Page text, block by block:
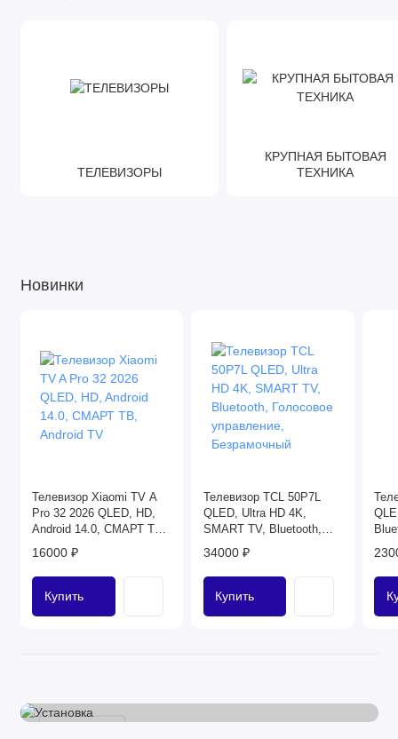
ТЕЛЕВИЗОРЫ
КРУПНАЯ БЫТОВАЯ
ТЕХНИКА
Новинки
Телевизор Xiaomi TV A
Pro 32 2026 QLED, HD,
Android 14.0, СМАРТ ТВ,
Android TV
16000 ₽
Купить
Телевизор TCL 50P7L
QLED, Ultra HD 4K,
SMART TV, Bluetooth,
Голосовое управление,
34000 ₽
Купить
Подробнее